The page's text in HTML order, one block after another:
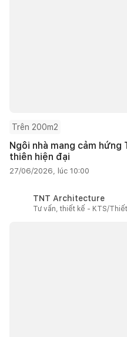
Trên 200m2
Ngôi nhà mang cảm
thiên hiện đại
27/06/2026, lúc 10:00
TNT Architecture
Tư vấn, thiết kế - KTS/